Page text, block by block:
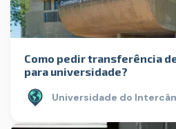
Como pedir transferência
para universidade?
Universidade do